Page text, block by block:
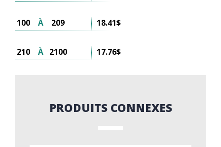
100 À 209 18.41$
210 À 2100 17.76$
PRODUITS CONNEXES